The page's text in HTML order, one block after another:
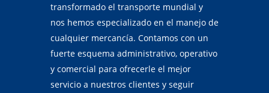
transformado el transporte mundial y
nos hemos especializado en el manejo de
cualquier mercancía. Contamos con un
fuerte esquema administrativo, operativo
y comercial para ofrecerle el mejor
servicio a nuestros clientes y seguir